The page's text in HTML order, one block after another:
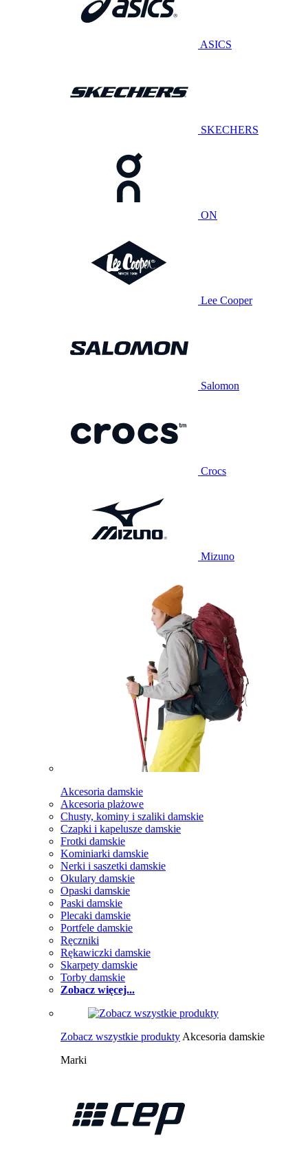
ASICS
SKECHERS
ON
Lee Cooper
Salomon
Crocs
Mizuno
Akcesoria damskie
Akcesoria plażowe
Chusty, kominy i szaliki damskie
Czapki i kapelusze damskie
Frotki damskie
Kominiarki damskie
Nerki i saszetki damskie
Okulary damskie
Opaski damskie
Paski damskie
Plecaki damskie
Portfele damskie
Ręczniki
Rękawiczki damskie
Skarpety damskie
Torby damskie
Zobacz więcej...
Zobacz wszystkie produkty Akcesoria damskie
Marki